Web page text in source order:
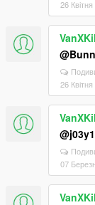
26
26
07